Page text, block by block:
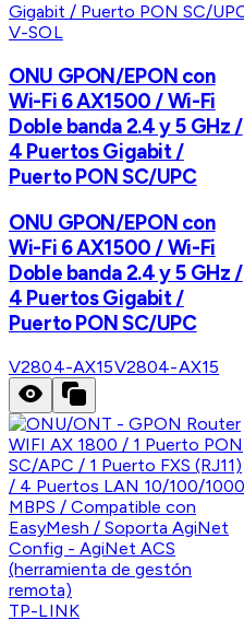
V-SOL
ONU GPON/EPON con
Wi-Fi 6 AX1500 / Wi-Fi
Doble banda 2.4 y 5 GHz /
4 Puertos Gigabit /
Puerto PON SC/UPC
ONU GPON/EPON con
Wi-Fi 6 AX1500 / Wi-Fi
Doble banda 2.4 y 5 GHz /
4 Puertos Gigabit /
Puerto PON SC/UPC
V2804-AX15V2804-AX15
TP-LINK